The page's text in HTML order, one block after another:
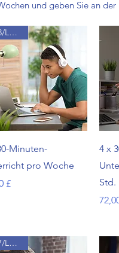
und geben Sie an
Schnellansicht
£18/Lektion
Minuten-
pro Woche
£
4 x
Std.
Preis
£17/Lektion